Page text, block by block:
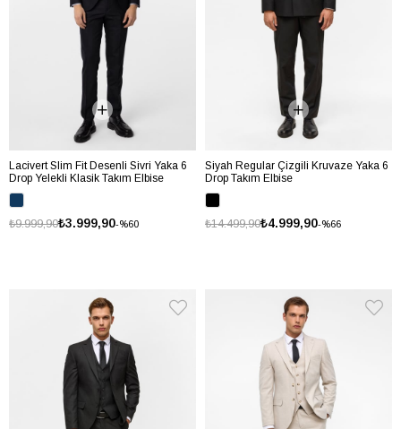
Lacivert Slim Fit Desenli Sivri Yaka 6
Drop Yelekli Klasik Takım Elbise
%60
₺3.999,90
₺9.999,90
Siyah Regular Çizgili Kruvaze Yaka 6
Drop Takım Elbise
%66
₺4.999,90
₺14.499,90